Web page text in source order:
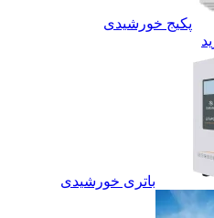
پکیج خورشیدی
باتری خورشیدی